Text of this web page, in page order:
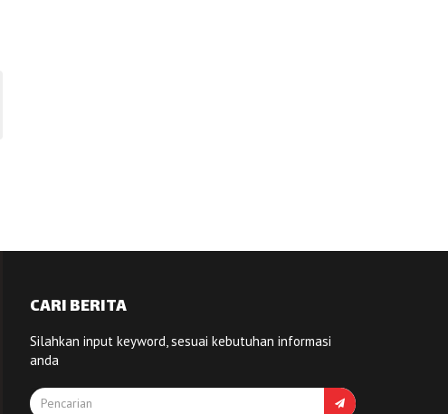
CARI BERITA
Silahkan input keyword, sesuai kebutuhan informasi
anda